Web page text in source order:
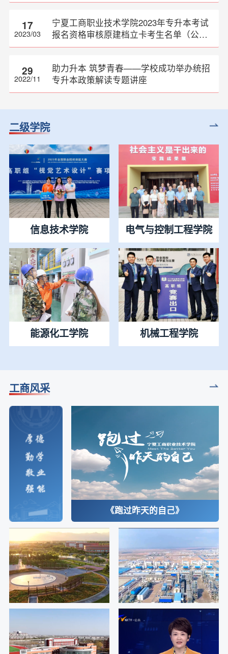
17
2023/03
宁夏工商职业技术学院2023年专升本考试
报名资格审核原建档立卡考生名单（公
示）
29
2022/11
助力升本 筑梦青春——学校成功举办统招
专升本政策解读专题讲座
二级学院
信息技术学院 电气与控制工程学院
能源化工学院 机械工程学院
工商风采
《跑过昨天的自己》